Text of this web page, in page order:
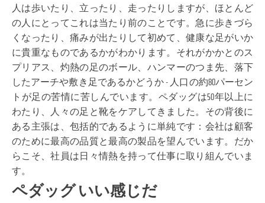
人は歩いたり、立ったり、走ったりしますが、ほとんど
の人にとってこれは当たり前のことです。急に歩きづら
くなったり、痛みが出たりして初めて、健康な足がいか
に貴重なものであるかがわかります。それがかかとのス
プリアス、灼熱の足のボール、ハンマーのつま先、落下
したアーチや敷き足であるかどうか - 人口の約80パーセン
トが足の苦情に苦しんでいます。ペダッグは50年以上に
わたり、人々の足と靴をケアしてきました。その背後に
ある主張は、包括的であるように単純です：会社は顧客
のために最高の品質と最高の製品を望んでいます。だか
らこそ、社員は日々情熱を持って仕事に取り組んでいま
す。
ペダッグ いい感じだ